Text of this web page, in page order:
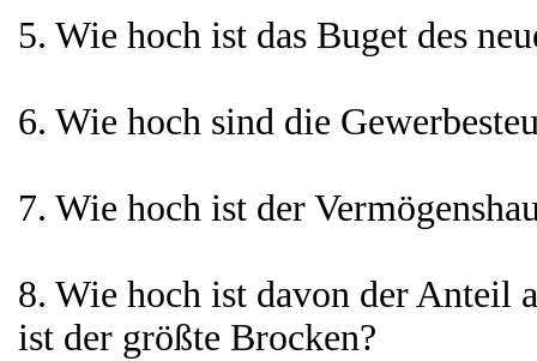
5. Wie hoch ist das Buget des
6. Wie hoch sind die
7. Wie hoch ist der
8. Wie hoch ist davon der Anteil
ist der größte Brocken?